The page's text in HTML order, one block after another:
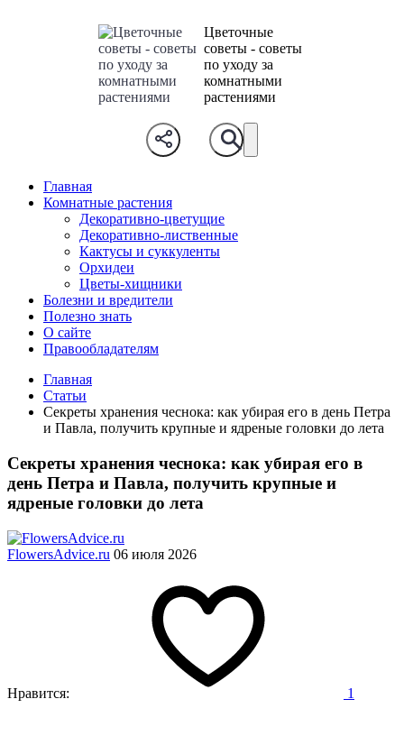
Цветочные
советы - советы
по уходу за
комнатными
растениями
Главная
Комнатные растения
Декоративно-цветущие
Декоративно-лиственные
Кактусы и суккуленты
Орхидеи
Цветы-хищники
Болезни и вредители
Полезно знать
О сайте
Правообладателям
Главная
Статьи
Секреты хранения чеснока: как убирая его в день Петра
и Павла, получить крупные и ядреные головки до лета
Секреты хранения чеснока: как убирая его в
день Петра и Павла, получить крупные и
ядреные головки до лета
FlowersAdvice.ru 06 июля 2026
Нравится: 1